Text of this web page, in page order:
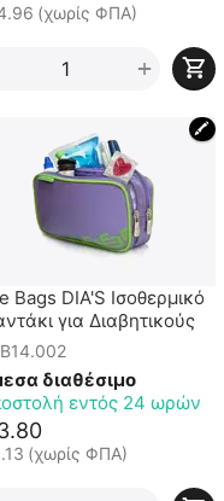
(χωρίς ΦΠΑ)
+
🖍
Bags DIA'S Ισοθερμικό
για Διαβητικούς
διαθέσιμο
εντός 24 ωρών
(χωρίς ΦΠΑ)